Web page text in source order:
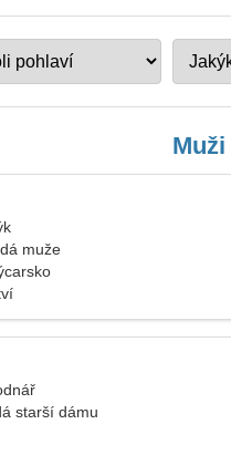
muže
starší dámu